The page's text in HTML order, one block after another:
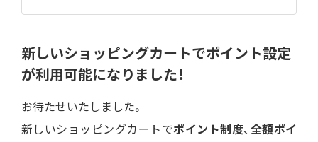
新しいショッピングカートでポイント設定
が利用可能になりました！
お待たせいたしました。
新しいショッピングカートでポイント制度、 全額ポイ